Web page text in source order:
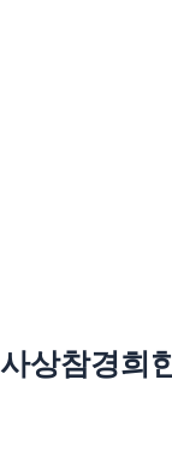
사상참경희